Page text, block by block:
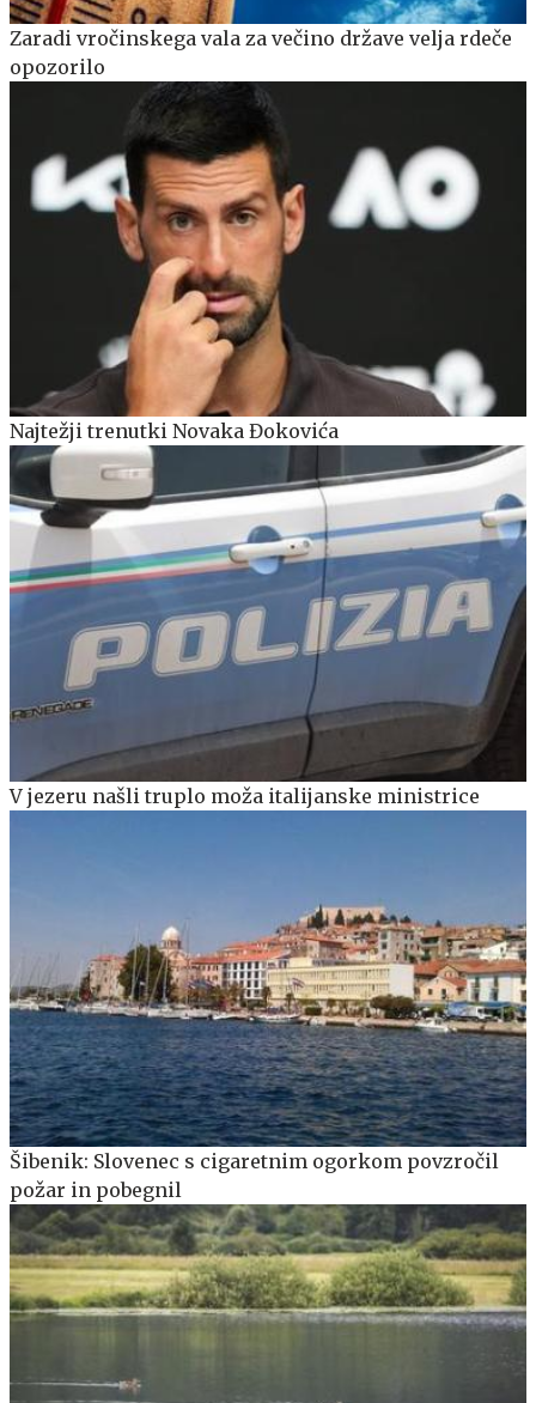
Zaradi vročinskega vala za večino države velja rdeče
opozorilo
Najtežji trenutki Novaka Đokovića
V jezeru našli truplo moža italijanske ministrice
Šibenik: Slovenec s cigaretnim ogorkom povzročil
požar in pobegnil